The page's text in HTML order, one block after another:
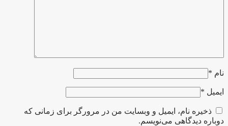
نام *
ایمیل *
ذخیره نام، ایمیل و وبسایت من در مرورگر برای زمانی که
دوباره دیدگاهی می‌نویسم.